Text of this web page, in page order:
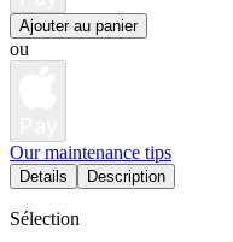
Ajouter au panier
ou
Our maintenance tips
Details Description
Sélection